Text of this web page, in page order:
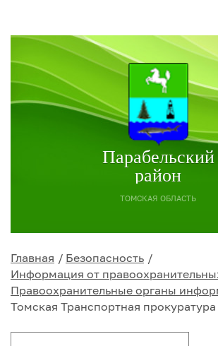
Парабельский
район
ТОМСКАЯ ОБЛАСТЬ
Главная
Безопасность
Информация от
Правоохранительные органы
Томская Транспортная прокуратура